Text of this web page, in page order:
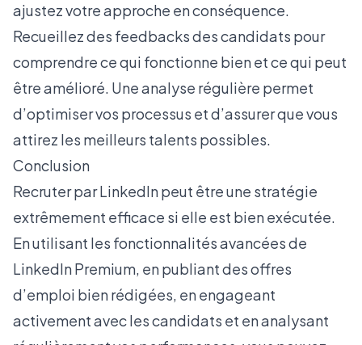
ajustez votre approche en conséquence.
Recueillez des feedbacks des candidats pour
comprendre ce qui fonctionne bien et ce qui peut
être amélioré. Une analyse régulière permet
d’optimiser vos processus et d’assurer que vous
attirez les meilleurs talents possibles.
Conclusion
Recruter par LinkedIn peut être une stratégie
extrêmement efficace si elle est bien exécutée.
En utilisant les fonctionnalités avancées de
LinkedIn Premium, en publiant des offres
d’emploi bien rédigées, en engageant
activement avec les candidats et en analysant